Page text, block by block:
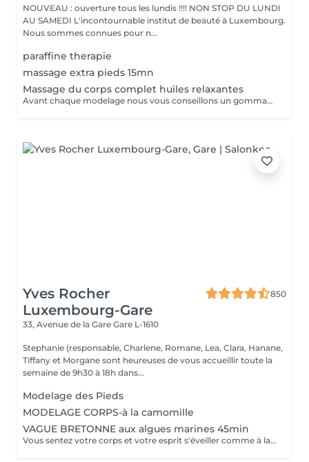
NOUVEAU : ouverture tous les lundis !!!! NON STOP DU LUNDI
AU SAMEDI L'incontournable institut de beauté à Luxembourg.
Nous sommes connues pour n...
paraffine therapie
massage extra pieds 15mn
Massage du corps complet huiles relaxantes
Avant chaque modelage nous vous conseillons un gommage du corps peau de velours qui rendra votre peau toute douce. Le modelage est réalise par des personnes diplômées
Yves Rocher
Luxembourg-Gare
850
33, Avenue de la Gare Gare L-1610
Stephanie (responsable, Charlene, Romane, Lea, Clara, Hanane,
Tiffany et Morgane sont heureuses de vous accueillir toute la
semaine de 9h30 à 18h dans...
Modelage des Pieds
MODELAGE CORPS-à la camomille
VAGUE BRETONNE aux algues marines 45min
Vous sentez votre corps et votre esprit s'éveiller comme à la suite d'un bain dans l'OCEAN. Vous vous sentez légère et revitalisée. Vos jambes retrouvent leur tonicité et leur confort.